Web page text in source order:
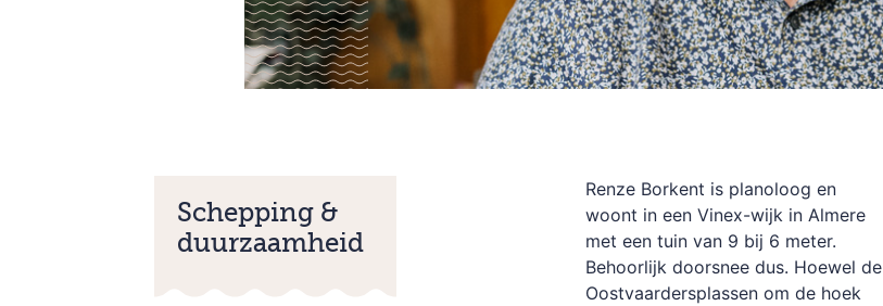
Renze Borkent is planoloog en
woont in een Vinex-wijk in Almere
met een tuin van 9 bij 6 meter.
Behoorlijk doorsnee dus. Hoewel de
Oostvaardersplassen om de hoek
Schepping &
duurzaamheid